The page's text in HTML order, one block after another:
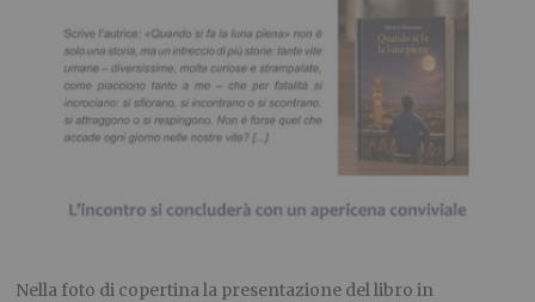
Nella foto di copertina la presentazione del libro in